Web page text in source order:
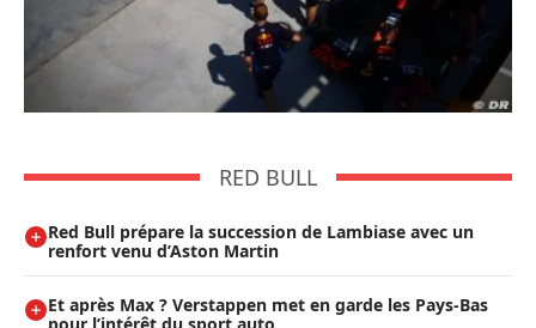
RED BULL
Red Bull prépare la succession de Lambiase avec un
renfort venu d’Aston Martin
Et après Max ? Verstappen met en garde les Pays-Bas
pour l’intérêt du sport auto